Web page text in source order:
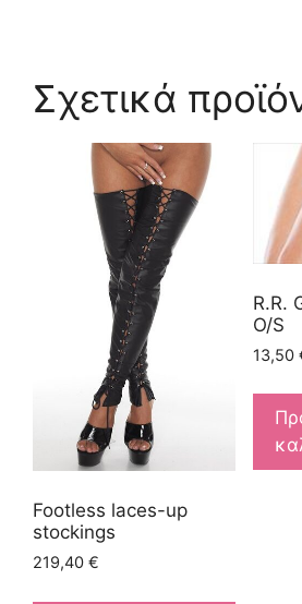
Σχετικά
Footless laces-up
stockings
219,40 €
R.R.
O/S
13,50